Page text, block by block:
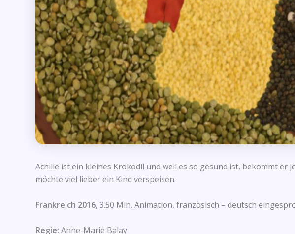
Achille ist ein kleines Krokodil und weil es so gesund ist, bekommt er
möchte viel lieber ein Kind verspeisen.
Frankreich 2016, 3.50 Min, Animation, französisch – deutsch
Regie: Anne-Marie Balay